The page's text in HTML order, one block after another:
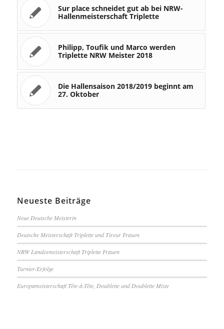
Sur place schneidet gut ab bei NRW-
Hallenmeisterschaft Triplette
Philipp, Toufik und Marco werden
Triplette NRW Meister 2018
Die Hallensaison 2018/2019 beginnt am
27. Oktober
Neueste Beiträge
Neue Deutsche Meisterin
Deutsche Meisterschaft Triplette und Tireur Frauen
NRW Landesmeisterschaft Triplette Frauen
Turnier-Erfolge
Europameisterschaft Tête-à-Tête, Doublette und Doublette Mixte